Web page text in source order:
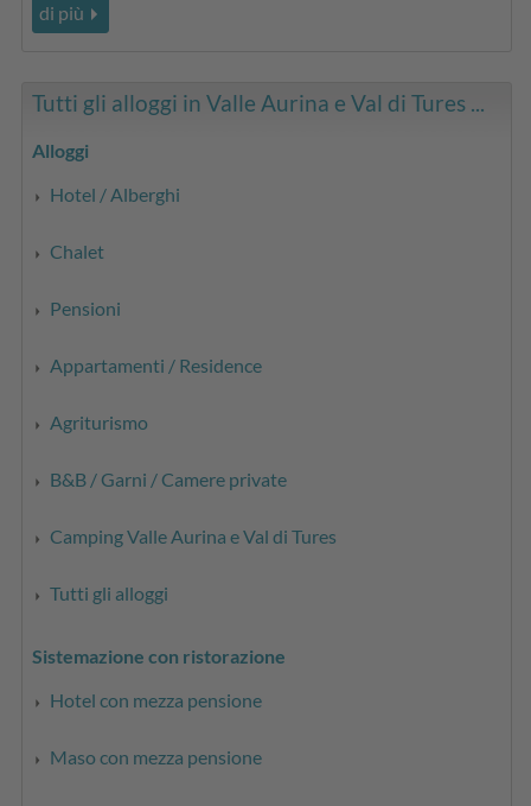
di più
Tutti gli alloggi in Valle Aurina e Val di Tures ...
Alloggi
Hotel / Alberghi
Chalet
Pensioni
Appartamenti / Residence
Agriturismo
B&B / Garni / Camere private
Camping Valle Aurina e Val di Tures
Tutti gli alloggi
Sistemazione con ristorazione
Hotel con mezza pensione
Maso con mezza pensione